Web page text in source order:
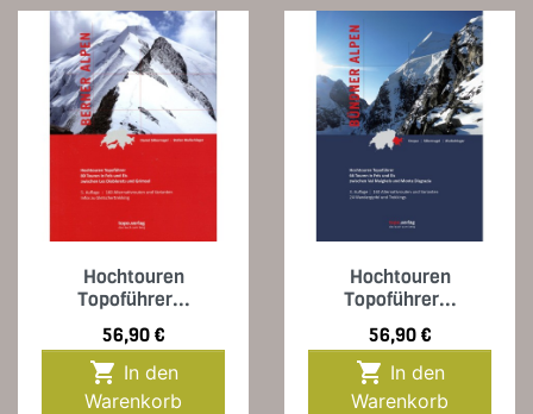
Hochtouren
Topoführer...
Preis
56,90 €

Warenkorb
Hochtouren
Topoführer...
Preis
56,90 €

Warenkorb